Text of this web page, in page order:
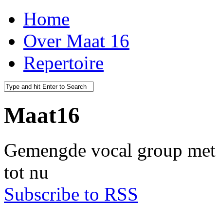
Home
Over Maat 16
Repertoire
Maat16
Gemengde vocal group
tot nu
Subscribe to RSS